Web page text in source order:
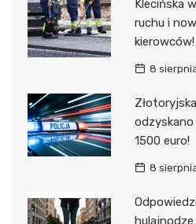
Klecińska
ruchu i
kierowców!
8
1500 euro!
8